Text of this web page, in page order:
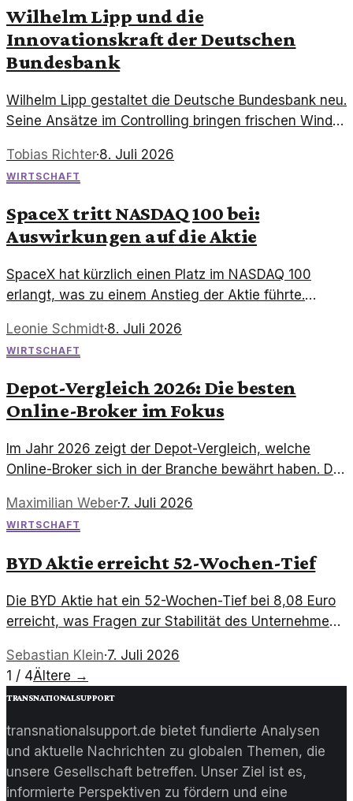
Wilhelm Lipp und die
Innovationskraft der Deutschen
Bundesbank
Wilhelm Lipp gestaltet die Deutsche Bundesbank neu.
Seine Ansätze im Controlling bringen frischen Wind
Tobias Richter·8. Juli 2026
WIRTSCHAFT
SpaceX tritt NASDAQ 100 bei:
Auswirkungen auf die Aktie
SpaceX hat kürzlich einen Platz im NASDAQ 100
erlangt, was zu einem Anstieg der Aktie führte.
auf den Markt haben.
Leonie Schmidt·8. Juli 2026
WIRTSCHAFT
Depot-Vergleich 2026: Die besten
Online-Broker im Fokus
Im Jahr 2026 zeigt der Depot-Vergleich, welche
Online-Broker sich in der Branche bewährt haben. Der
und Leistungen.
Maximilian Weber·7. Juli 2026
WIRTSCHAFT
BYD Aktie erreicht 52-Wochen-Tief
Die BYD Aktie hat ein 52-Wochen-Tief bei 8,08 Euro
erreicht, was Fragen zur Stabilität des Unternehmens
Marktentwicklung und die Zukunftsaussichten.
Sebastian Klein·7. Juli 2026
1 / 4Ältere →
transnationalsupport
transnationalsupport.de bietet fundierte Analysen
und aktuelle Nachrichten zu globalen Themen, die
unsere Gesellschaft betreffen. Unser Ziel ist es,
informierte Perspektiven zu fördern und eine